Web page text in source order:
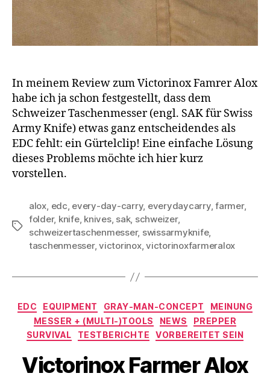
In meinem Review zum Victorinox Famrer Alox
habe ich ja schon festgestellt, dass dem
Schweizer Taschenmesser (engl. SAK für Swiss
Army Knife) etwas ganz entscheidendes als
EDC fehlt: ein Gürtelclip! Eine einfache Lösung
dieses Problems möchte ich hier kurz
vorstellen.
Schlagwörter
alox, edc, every-day-carry, everydaycarry,farmer,
folder, knife, knives, sak, schweizer,
schweizertaschenmesser, swissarmyknife,
taschenmesser,victorinox,victorinoxfarmeralox
Kategorien
EDC EQUIPMENT GRAY-MAN-CONCEPT
MEINUNG
MESSER + (MULTI-)TOOLS
NEWS
PREPPER
SURVIVAL
TESTBERICHTE VORBEREITET SEIN
Victorinox Farmer Alox